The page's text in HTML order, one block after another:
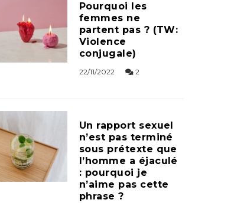
Pourquoi les
femmes ne
partent pas ? (TW:
Violence
conjugale)
22/11/2022 2
Un rapport sexuel
n’est pas terminé
sous prétexte que
l’homme a éjaculé
: pourquoi je
n’aime pas cette
phrase ?